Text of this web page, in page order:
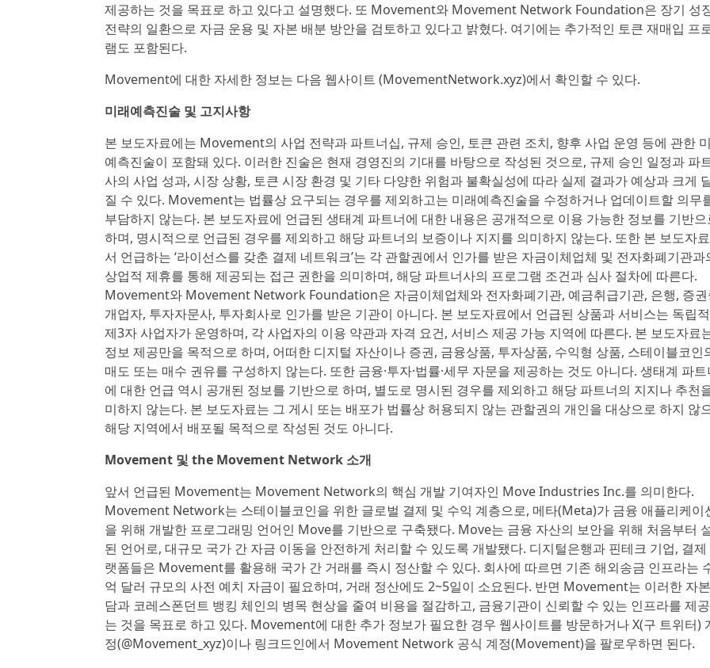
제공하는 것을 목표로 하고 있다고 설명했다. 또 Movement와 Movement Network Foundation은 장기 성
전략의 일환으로 자금 운용 및 자본 배분 방안을 검토하고 있다고 밝혔다. 여기에는 추가적인 토큰 재매입 프
램도 포함된다.
Movement에 대한 자세한 정보는 다음 웹사이트 (MovementNetwork.xyz)에서 확인할 수 있다.
미래예측진술 및 고지사항
본 보도자료에는 Movement의 사업 전략과 파트너십, 규제 승인, 토큰 관련 조치, 향후 사업 운영 등에 관한
예측진술이 포함돼 있다. 이러한 진술은 현재 경영진의 기대를 바탕으로 작성된 것으로, 규제 승인 일정과 파
사의 사업 성과, 시장 상황, 토큰 시장 환경 및 기타 다양한 위험과 불확실성에 따라 실제 결과가 예상과 크게
질 수 있다. Movement는 법률상 요구되는 경우를 제외하고는 미래예측진술을 수정하거나 업데이트할 의무
부담하지 않는다. 본 보도자료에 언급된 생태계 파트너에 대한 내용은 공개적으로 이용 가능한 정보를 기반으
하며, 명시적으로 언급된 경우를 제외하고 해당 파트너의 보증이나 지지를 의미하지 않는다. 또한 본 보도자
서 언급하는 ‘라이선스를 갖춘 결제 네트워크’는 각 관할권에서 인가를 받은 자금이체업체 및 전자화폐기관과
상업적 제휴를 통해 제공되는 접근 권한을 의미하며, 해당 파트너사의 프로그램 조건과 심사 절차에 따른다.
Movement와 Movement Network Foundation은 자금이체업체와 전자화폐기관, 예금취급기관, 은행, 증권
개업자, 투자자문사, 투자회사로 인가를 받은 기관이 아니다. 본 보도자료에서 언급된 상품과 서비스는 독립
제3자 사업자가 운영하며, 각 사업자의 이용 약관과 자격 요건, 서비스 제공 가능 지역에 따른다. 본 보도자료
정보 제공만을 목적으로 하며, 어떠한 디지털 자산이나 증권, 금융상품, 투자상품, 수익형 상품, 스테이블코인
매도 또는 매수 권유를 구성하지 않는다. 또한 금융·투자·법률·세무 자문을 제공하는 것도 아니다. 생태계 파트
에 대한 언급 역시 공개된 정보를 기반으로 하며, 별도로 명시된 경우를 제외하고 해당 파트너의 지지나 추천
미하지 않는다. 본 보도자료는 그 게시 또는 배포가 법률상 허용되지 않는 관할권의 개인을 대상으로 하지 않
해당 지역에서 배포될 목적으로 작성된 것도 아니다.
Movement 및 the Movement Network 소개
앞서 언급된 Movement는 Movement Network의 핵심 개발 기여자인 Move Industries Inc.를 의미한다.
Movement Network는 스테이블코인을 위한 글로벌 결제 및 수익 계층으로, 메타(Meta)가 금융 애플리케이
을 위해 개발한 프로그래밍 언어인 Move를 기반으로 구축됐다. Move는 금융 자산의 보안을 위해 처음부터
된 언어로, 대규모 국가 간 자금 이동을 안전하게 처리할 수 있도록 개발됐다. 디지털은행과 핀테크 기업, 결제
랫폼들은 Movement를 활용해 국가 간 거래를 즉시 정산할 수 있다. 회사에 따르면 기존 해외송금 인프라는
억 달러 규모의 사전 예치 자금이 필요하며, 거래 정산에도 2~5일이 소요된다. 반면 Movement는 이러한 자
담과 코레스폰던트 뱅킹 체인의 병목 현상을 줄여 비용을 절감하고, 금융기관이 신뢰할 수 있는 인프라를 제
는 것을 목표로 하고 있다. Movement에 대한 추가 정보가 필요한 경우 웹사이트를 방문하거나 X(구 트위터)
정(@Movement_xyz)이나 링크드인에서 Movement Network 공식 계정(Movement)을 팔로우하면 된다.